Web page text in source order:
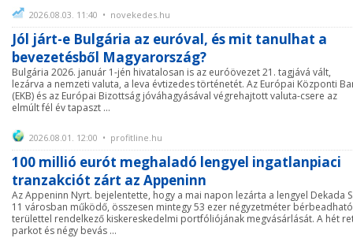
2026.08.03. 11:40 • novekedes.hu
Jól járt-e Bulgária az euróval, és mit tanulhat a
bevezetésből Magyarország?
Bulgária 2026. január 1-jén hivatalosan is az euróövezet 21. tagjává vált,
lezárva a nemzeti valuta, a leva évtizedes történetét. Az Európai Központi
(EKB) és az Európai Bizottság jóváhagyásával végrehajtott valuta-csere az
elmúlt fél év tapaszt ...
2026.08.01. 12:00 • profitline.hu
100 millió eurót meghaladó lengyel ingatlanpiaci
tranzakciót zárt az Appeninn
Az Appeninn Nyrt. bejelentette, hogy a mai napon lezárta a lengyel Dekada
11 városban működő, összesen mintegy 53 ezer négyzetméter bérbeadható
területtel rendelkező kiskereskedelmi portfóliójának megvásárlását. A hét
parkot és négy bevás ...